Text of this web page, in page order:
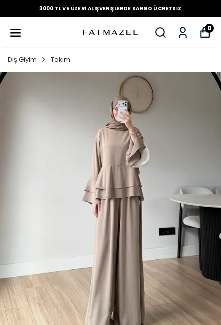
3000 TL VE ÜZERI ALIŞVERIŞLERDE KARGO ÜCRETSIZ
0
Dış Giyim Takım